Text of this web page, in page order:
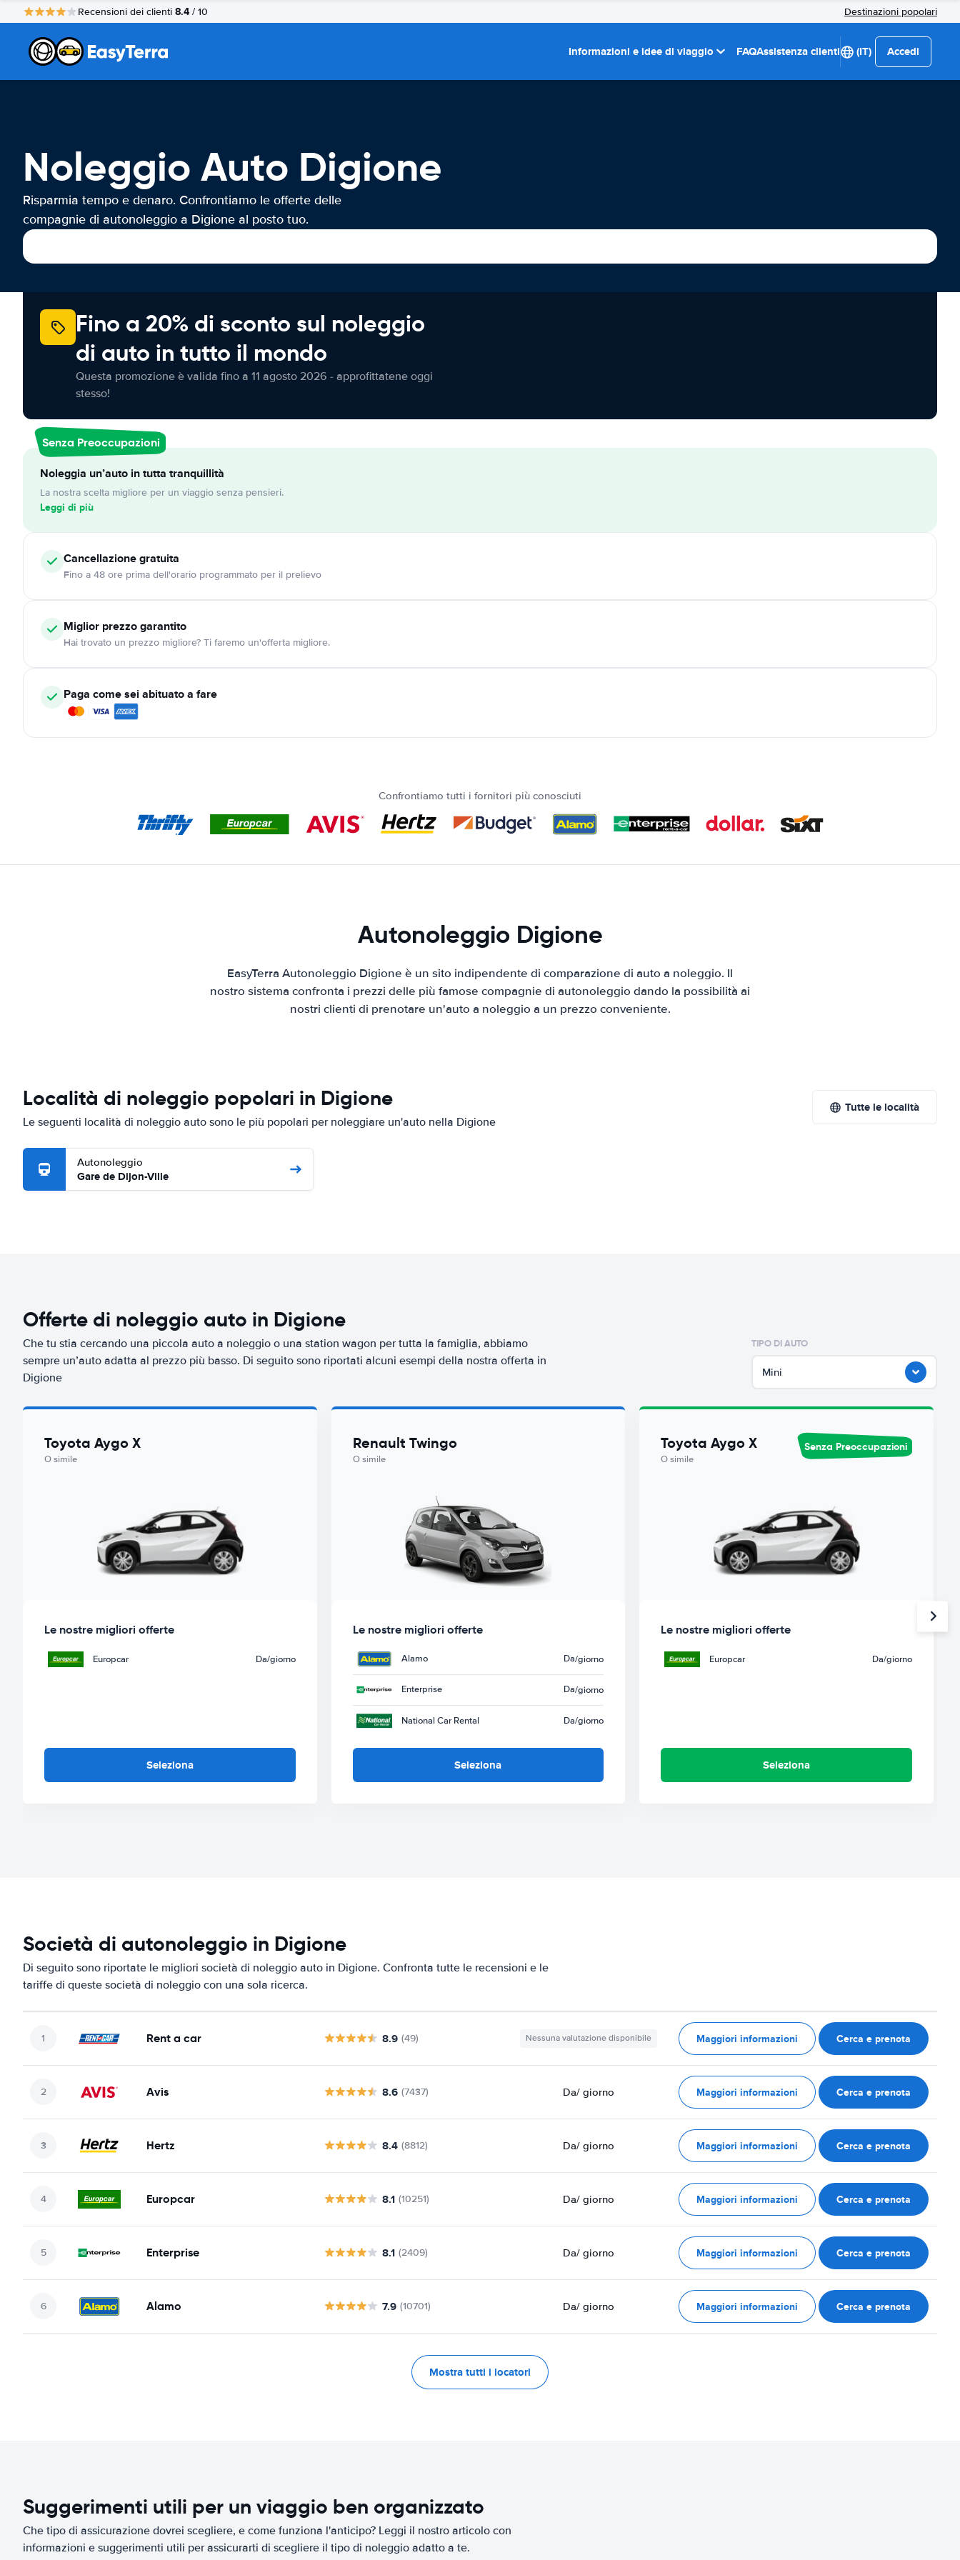
Recensioni dei clienti 8.4 / 10 Destinazioni popolari
Informazioni e idee di viaggio FAQAssistenza clienti (IT) Accedi
Noleggio Auto Digione
Risparmia tempo e denaro. Confrontiamo le offerte delle
compagnie di autonoleggio a Digione al posto tuo.
Fino a 20% di sconto sul noleggio
di auto in tutto il mondo
Questa promozione è valida fino a 11 agosto 2026 - approfittatene oggi
stesso!
Senza Preoccupazioni
Noleggia un’auto in tutta tranquillità
La nostra scelta migliore per un viaggio senza pensieri.
Leggi di più
Cancellazionegratuita
Fino a 48 ore prima dell'orario programmato per il prelievo
Miglior prezzo garantito
Hai trovato un prezzo migliore? Ti faremo un'offerta migliore.
Paga come sei abituato a fare
Confrontiamo tutti i fornitori più conosciuti
Autonoleggio Digione
EasyTerra Autonoleggio Digione è un sito indipendente di comparazione di auto a noleggio. Il
nostro sistema confronta i prezzi delle più famose compagnie di autonoleggio dando la possibilità ai
nostri clienti di prenotare un'auto a noleggio a un prezzo conveniente.
Località di noleggio popolari in Digione
Le seguenti località di noleggio auto sono le più popolari per noleggiare un'auto nella Digione
Tutte le località
Autonoleggio
Gare de Dijon-Ville
Offerte di noleggio auto in Digione
Che tu stia cercando una piccola auto a noleggio o una station wagon per tutta la famiglia, abbiamo
sempre un’auto adatta al prezzo più basso. Di seguito sono riportati alcuni esempi della nostra offerta in
Digione
TIPO DI AUTO
Mini
Toyota Aygo X
O simile
Le nostre migliori offerte
Europcar Da/giorno
Seleziona
Renault Twingo
O simile
Le nostre migliori offerte
Alamo Da/giorno
Enterprise Da/giorno
National Car Rental Da/giorno
Seleziona
Toyota Aygo X
O simile
Senza Preoccupazioni
Le nostre migliori offerte
Europcar Da/giorno
Seleziona
Società di autonoleggio in Digione
Di seguito sono riportate le migliori società di noleggio auto in Digione. Confronta tutte le recensioni e le
tariffe di queste società di noleggio con una sola ricerca.
Rent a car 8.9 (49) Nessuna valutazione disponibile Maggiori informazioni Cerca e prenota
Avis 8.6 (7437) Da/ giorno Maggiori informazioni Cerca e prenota
Hertz 8.4 (8812) Da/ giorno Maggiori informazioni Cerca e prenota
Europcar 8.1 (10251) Da/ giorno Maggiori informazioni Cerca e prenota
Enterprise 8.1 (2409) Da/ giorno Maggiori informazioni Cerca e prenota
Alamo 7.9 (10701) Da/ giorno Maggiori informazioni Cerca e prenota
Mostra tutti i locatori
Suggerimenti utili per un viaggio ben organizzato
Che tipo di assicurazione dovrei scegliere, e come funziona l'anticipo? Leggi il nostro articolo con
informazioni e suggerimenti utili per assicurarti di scegliere il tipo di noleggio adatto a te.